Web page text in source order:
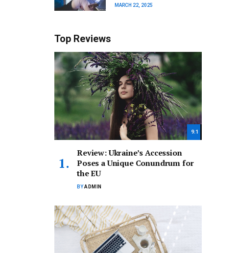
MARCH 22, 2025
Top Reviews
9.1
Review: Ukraine’s Accession
Poses a Unique Conundrum for
the EU
BYADMIN